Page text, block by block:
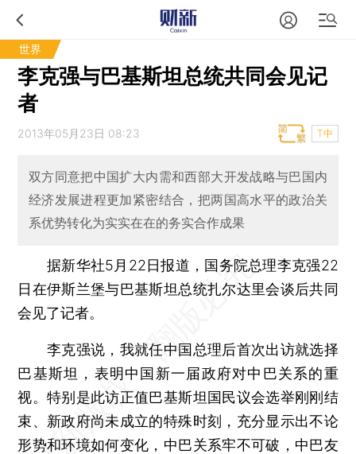
世界
李克强与巴基斯坦总统共同会见记
者
2013年05月23日 08:23 T中
双方同意把中国扩大内需和西部大开发战略与巴国内
经济发展进程更加紧密结合，把两国高水平的政治关
系优势转化为实实在在的务实合作成果
据新华社5月22日报道，国务院总理李克强22
日在伊斯兰堡与巴基斯坦总统扎尔达里会谈后共同
会见了记者。
李克强说，我就任中国总理后首次出访就选择
巴基斯坦，表明中国新一届政府对中巴关系的重
视。特别是此访正值巴基斯坦国民议会选举刚刚结
束、新政府尚未成立的特殊时刻，充分显示出不论
形势和环境如何变化，中巴关系牢不可破，中巴友